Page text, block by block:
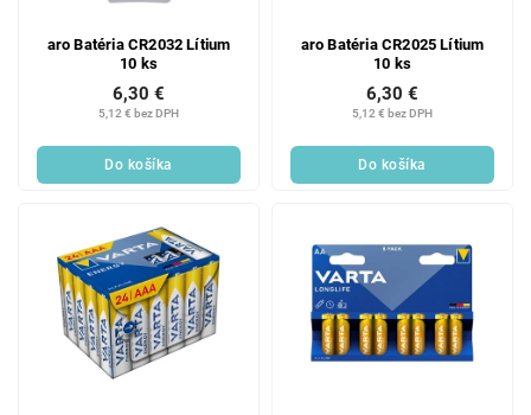
aro Batéria CR2032 Lítium
10 ks
5,12 € bez DPH
6,30 €
Do košíka
aro Batéria CR2025 Lítium
10 ks
5,12 € bez DPH
6,30 €
Do košíka